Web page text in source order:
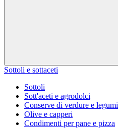
Sottoli e sottaceti
Sottoli
Sott'aceti e agrodolci
Conserve di verdure e legumi
Olive e capperi
Condimenti per pane e pizza